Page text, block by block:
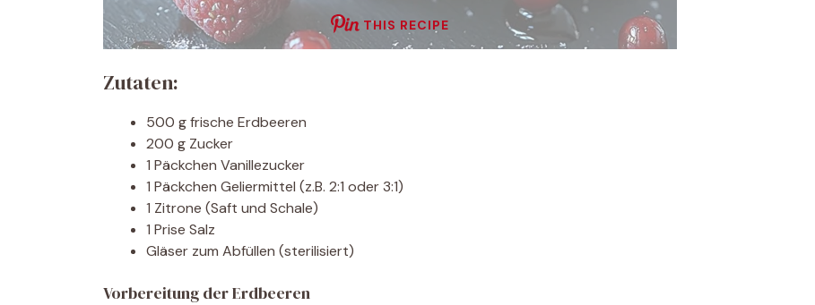
THIS RECIPE
Zutaten:
500 g frische Erdbeeren
200 g Zucker
1 Päckchen Vanillezucker
1 Päckchen Geliermittel (z.B. 2:1 oder 3:1)
1 Zitrone (Saft und Schale)
1 Prise Salz
Gläser zum Abfüllen (sterilisiert)
Vorbereitung der Erdbeeren